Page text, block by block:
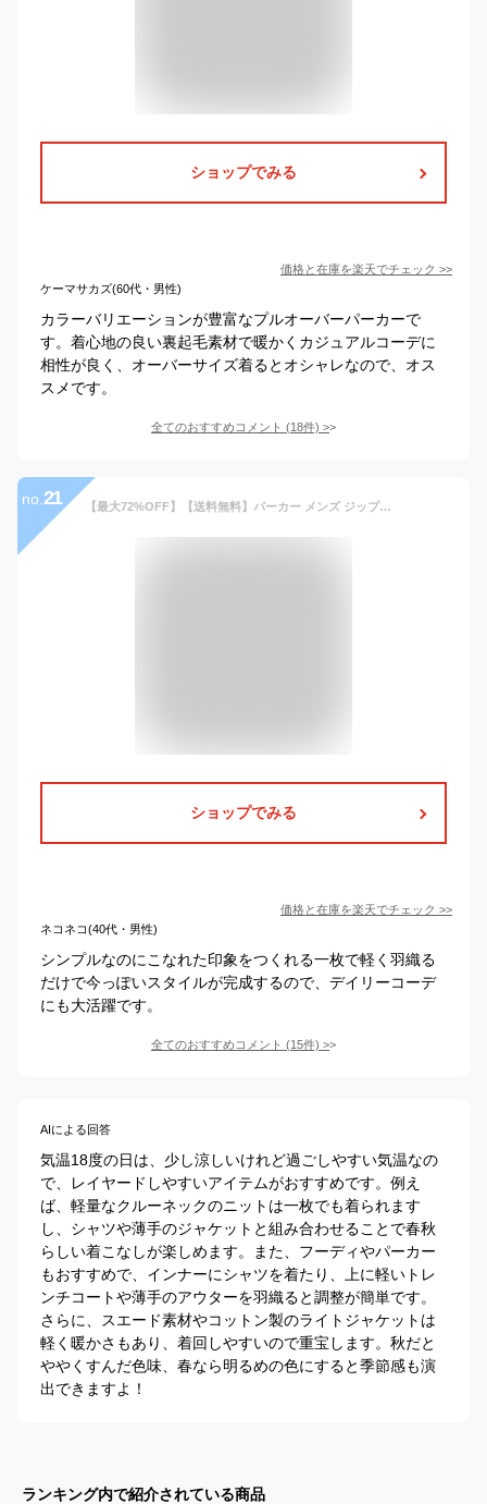
ショップでみる
価格と在庫を楽天でチェック >>
ケーマサカズ(60代・男性)
カラーバリエーションが豊富なプルオーバーパーカーで
す。着心地の良い裏起毛素材で暖かくカジュアルコーデに
相性が良く、オーバーサイズ着るとオシャレなので、オス
スメです。
全てのおすすめコメント (18件) >
no. 21 【最大72%OFF】【送料無料】パーカー メンズ ジップパーカー◆スウェットデニム ジップアップパーカー◆スウェット デニムパーカー 無地 デニム ジップ セットアップ対応 おしゃれブランド サーフ系 スポーツ ジム メンズファッション 春服 春
ショップでみる
価格と在庫を楽天でチェック >>
ネコネコ(40代・男性)
シンプルなのにこなれた印象をつくれる一枚で軽く羽織る
だけで今っぽいスタイルが完成するので、デイリーコーデ
にも大活躍です。
全てのおすすめコメント (15件) >
AIによる回答
気温18度の日は、少し涼しいけれど過ごしやすい気温なの
で、レイヤードしやすいアイテムがおすすめです。例え
ば、軽量なクルーネックのニットは一枚でも着られます
し、シャツや薄手のジャケットと組み合わせることで春秋
らしい着こなしが楽しめます。また、フーディやパーカー
もおすすめで、インナーにシャツを着たり、上に軽いトレ
ンチコートや薄手のアウターを羽織ると調整が簡単です。
さらに、スエード素材やコットン製のライトジャケットは
軽く暖かさもあり、着回しやすいので重宝します。秋だと
ややくすんだ色味、春なら明るめの色にすると季節感も演
出できますよ！
ランキング内で紹介されている商品